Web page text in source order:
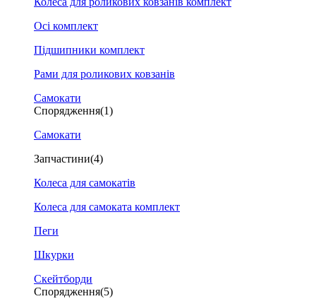
Осі комплект
Підшипники комплект
Рами для роликових ковзанів
Самокати
Спорядження(1)
Самокати
Запчастини(4)
Колеса для самокатів
Колеса для самоката комплект
Пеги
Шкурки
Скейтборди
Спорядження(5)